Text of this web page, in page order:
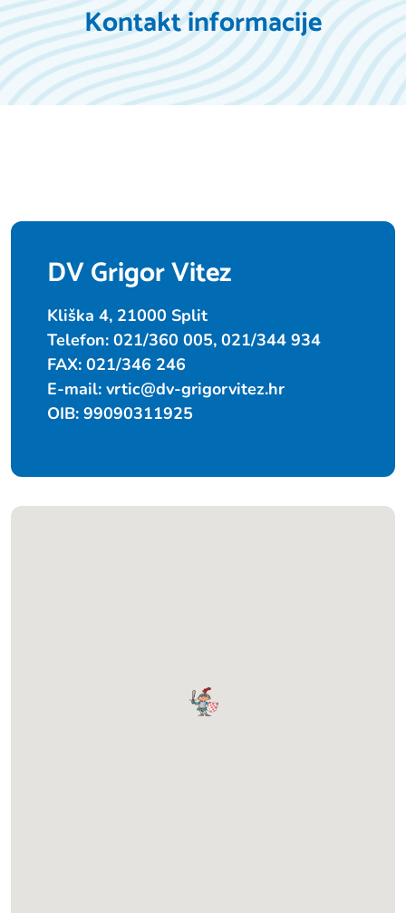
Kontakt informacije
DV Grigor Vitez
Kliška 4, 21000 Split
Telefon: 021/360 005, 021/344 934
FAX: 021/346 246
E-mail: vrtic@dv-grigorvitez.hr
OIB: 99090311925